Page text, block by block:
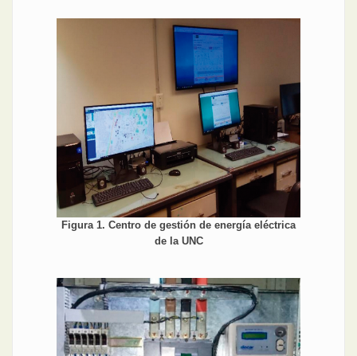
Figura 1. Centro de gestión de energía eléctrica
de la UNC